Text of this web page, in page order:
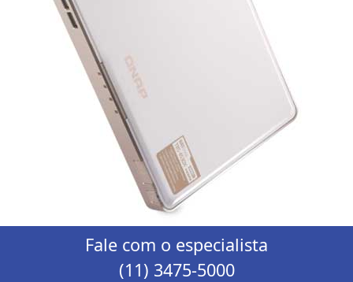
Fale com o especialista
(11) 3475-5000